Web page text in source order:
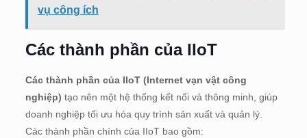
vụ công ích
Các thành phần của IIoT
Các thành phần của IIoT (Internet vạn vật công
nghiệp) tạo nên một hệ thống kết nối và thông minh, giúp
doanh nghiệp tối ưu hóa quy trình sản xuất và quản lý.
Các thành phần chính của IIoT bao gồm: